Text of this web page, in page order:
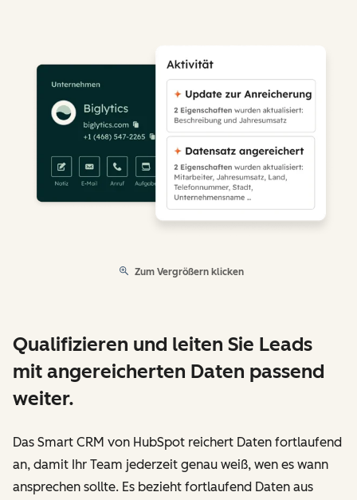
Zum Vergrößern klicken
Qualifizieren und leiten Sie Leads
mit angereicherten Daten passend
weiter.
Das Smart CRM von HubSpot reichert Daten fortlaufend
an, damit Ihr Team jederzeit genau weiß, wen es wann
ansprechen sollte. Es bezieht fortlaufend Daten aus